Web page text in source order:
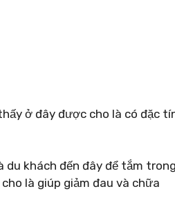
ở đây được cho là có đặc
khách đến đây để tắm trong
là giúp giảm đau và chữa